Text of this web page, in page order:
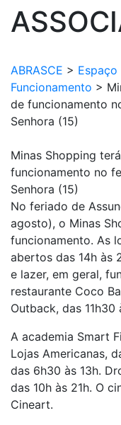
ABRASCE >
Funcionamento >
de funcionamento
Senhora (15)
Minas Shopping
funcionamento no
Senhora (15)
No feriado de
agosto), o Minas
funcionamento. As
abertos das 14h às
e lazer, em geral,
restaurante Coco
Outback, das 11h30
A academia Smart
Lojas Americanas,
das 6h30 às 13h.
das 10h às 21h. O
Cineart.